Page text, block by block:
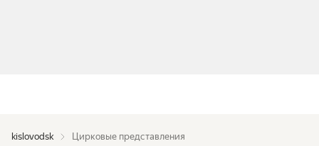
kislovodsk Цирковые представления